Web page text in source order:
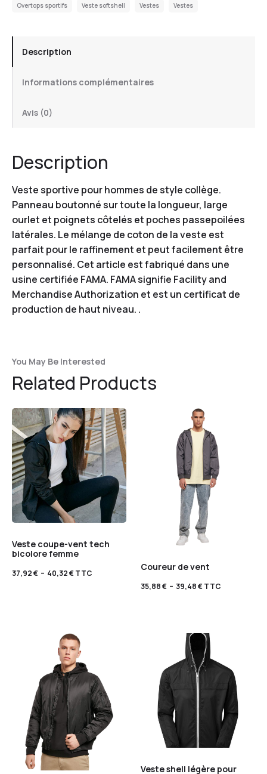
Overtops sportifs Veste softshell Vestes Vestes
Description
Informations complémentaires
Avis (0)
Description
Veste sportive pour hommes de style collège.
Panneau boutonné sur toute la longueur, large
ourlet et poignets côtelés et poches passepoilées
latérales. Le mélange de coton de la veste est
parfait pour le raffinement et peut facilement être
personnalisé. Cet article est fabriqué dans une
usine certifiée FAMA. FAMA signifie Facility and
Merchandise Authorization et est un certificat de
production de haut niveau. .
You May Be Interested
Related Products
Veste coupe-vent tech
bicolore femme
37,92€ – 40,32€TTC
Coureur de vent
35,88€ – 39,48€TTC
Veste shell légère pour